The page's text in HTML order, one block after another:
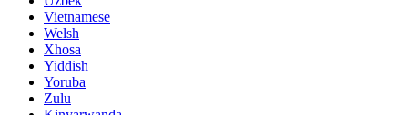
Vietnamese
Welsh
Xhosa
Yiddish
Yoruba
Zulu